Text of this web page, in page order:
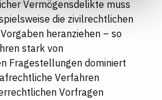
in unseren
Vermögensdelikte muss
die zivilrechtlichen
heranziehen – so
stark von
Fragestellungen dominiert
Verfahren
Vorfragen